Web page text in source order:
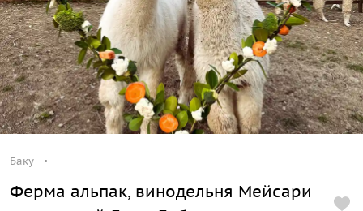
Баку
Ферма альпак, винодельня Мейсари